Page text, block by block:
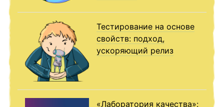
Тестирование на основе
свойств: подход,
ускоряющий релиз
«Лаборатория качества»: